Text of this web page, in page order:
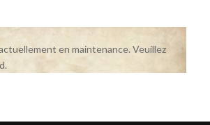
en maintenance. Veuillez